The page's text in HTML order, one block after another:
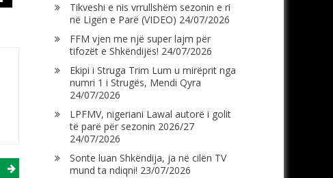
Tikveshi e nis vrrullshëm sezonin e ri
në Ligën e Parë (VIDEO) 24/07/2026
FFM vjen me një super lajm për
tifozët e Shkëndijës! 24/07/2026
Ekipi i Struga Trim Lum u mirëprit nga
numri 1 i Strugës, Mendi Qyra
24/07/2026
LPFMV, nigeriani Lawal autorë i golit
të parë për sezonin 2026/27
24/07/2026
Sonte luan Shkëndija, ja në cilën TV
mund ta ndiqni! 23/07/2026